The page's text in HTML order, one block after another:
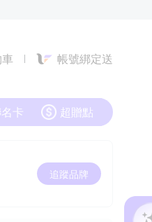
帳號綁定送
卡 超贈點
追蹤品牌